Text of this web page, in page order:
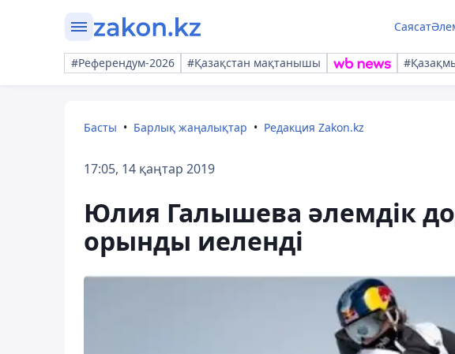
Саясат
#Референдум-2026 #Қазақстан мақтанышы
Басты Барлық жаңалықтар Редакция Zakon.kz
17:05, 14 қаңтар 2019
Юлия Галышева әлемдік
орынды иеленді